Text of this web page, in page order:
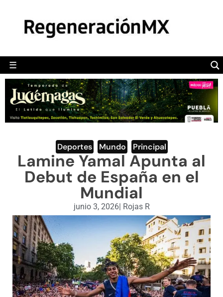
☰
POLÍTICA
CAMALEÓN
OPINIÓN
DEPORTES
ENGLISH SECTION
VIDEOS
Deportes Mundo Principal
Lamine Yamal Apunta al
Debut de España en el
Mundial
junio 3, 2026| Rojas R